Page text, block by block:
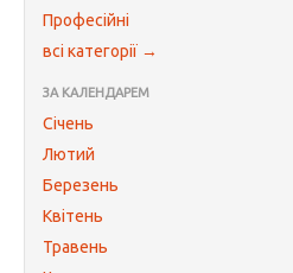
Професійні
всі категорії →
ЗА КАЛЕНДАРЕМ
Січень
Лютий
Березень
Квітень
Травень